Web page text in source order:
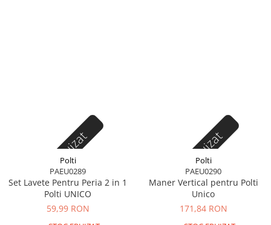
Stoc epuizat
Polti
PAEU0289
Set Lavete Pentru Peria 2 in 1
Polti UNICO
59,99 RON
Stoc epuizat
Polti
PAEU0290
Maner Vertical pentru Polti
Unico
171,84 RON